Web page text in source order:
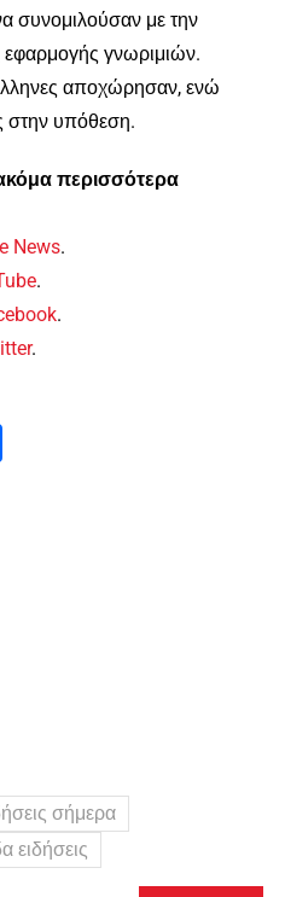
συνομιλούσαν με την
εφαρμογής γνωριμιών.
αποχώρησαν, ενώ
στην υπόθεση.
περισσότερα
News.
.
.
.
σήμερα
ειδήσεις